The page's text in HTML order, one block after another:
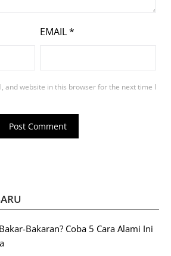
EMAIL*
and website in this browser for the next time I
Bakaran? Coba 5 Cara Alami Ini